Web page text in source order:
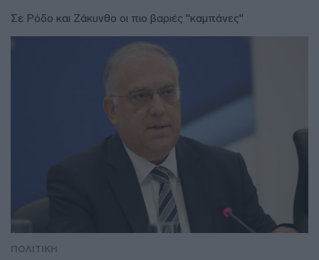
Σε Ρόδο και Ζάκυνθο οι πιο βαριές "καμπάνες"
ΠΟΛΙΤΙΚΗ